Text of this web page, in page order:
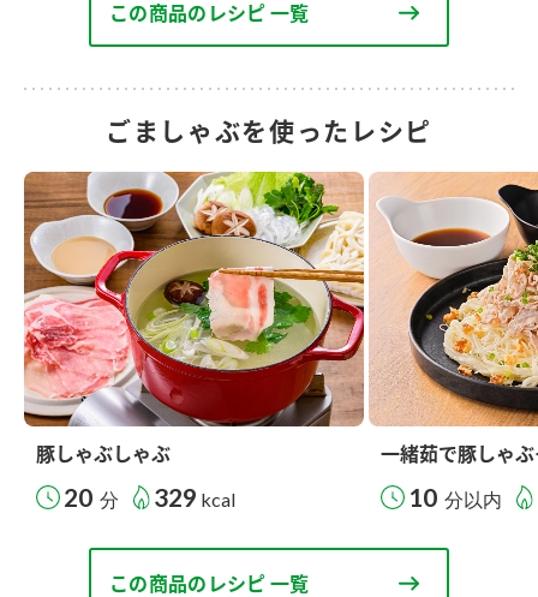
この商品のレシピ 一覧
ごましゃぶを使ったレシピ
豚しゃぶしゃぶ
20 分 329 kcal
一緒茹で豚しゃ
10 分以内
この商品のレシピ 一覧